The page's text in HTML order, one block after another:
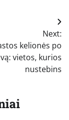
Next:
kelionės po
vietos, kurios
nustebins